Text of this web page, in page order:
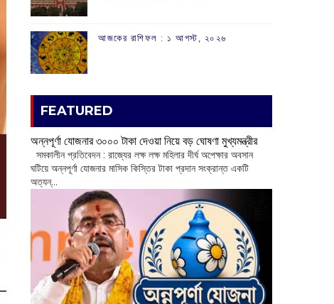
আজকের রাশিফল :‌ ‌‌১ আগস্ট, ২০২৬
FEATURED
অন্নপূর্ণা যোজনার ৩০০০ টাকা দেওয়া নিয়ে বড় ঘোষণা মুখ্যমন্ত্রীর
সমকালীন প্রতিবেদন : রাজ্যের লক্ষ লক্ষ মহিলার দীর্ঘ অপেক্ষার অবসান
ঘটিয়ে অন্নপূর্ণা যোজনার মাসিক কিস্তির টাকা প্রদান সংক্রান্ত একটি
অত্যন্...